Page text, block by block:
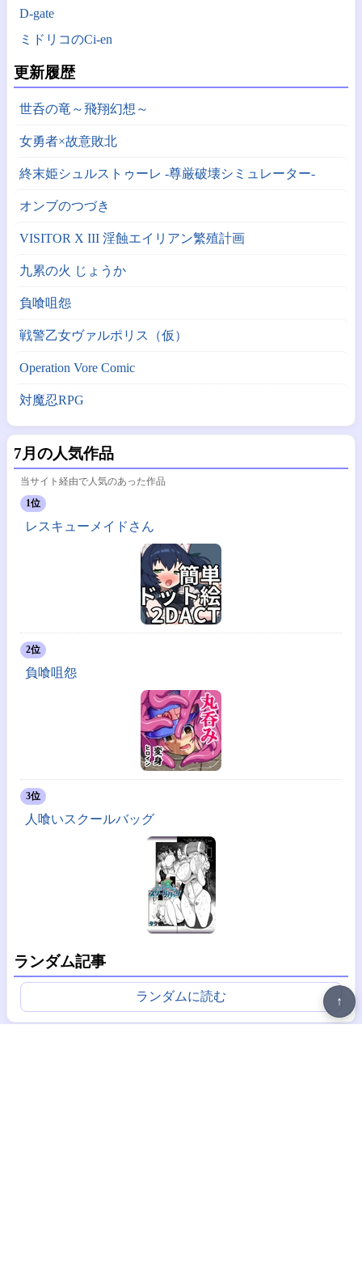
D-gate
ミドリコのCi-en
更新履歴
世呑の竜～飛翔幻想～
女勇者×故意敗北
終末姫シュルストゥーレ -尊厳破壊シミュレーター-
オンブのつづき
VISITOR X III 淫蝕エイリアン繁殖計画
九累の火 じょうか
負喰咀怨
戦警乙女ヴァルポリス（仮）
Operation Vore Comic
対魔忍RPG
7月の人気作品
当サイト経由で人気のあった作品
1位
レスキューメイドさん
2位
負喰咀怨
3位
人喰いスクールバッグ
ランダム記事
ランダムに読む ↑